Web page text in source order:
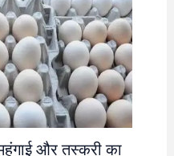
और तस्करी का